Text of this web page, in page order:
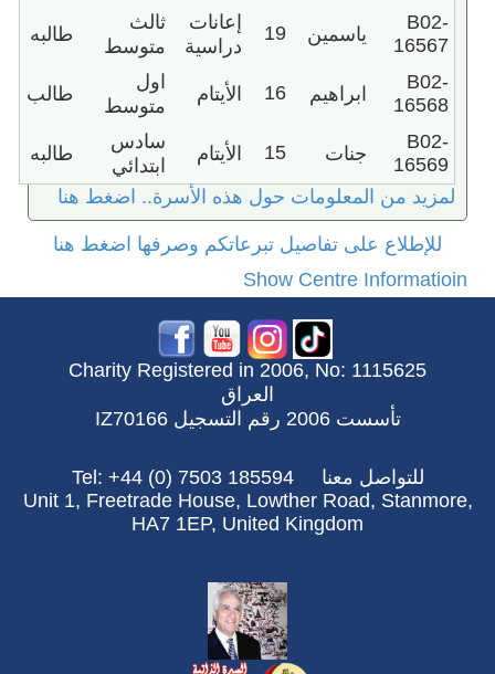
B02-
16567
ياسمين 19
إعانات
دراسية
ثالث
متوسط
طالبه
B02-
16568
ابراهيم 16 الأيتام
اول
متوسط
طالب
B02-
16569
جنات 15 الأيتام
سادس
ابتدائي
طالبه
لمزيد من المعلومات حول هذه الأسرة.. اضغط هنا
للإطلاع على تفاصيل تبرعاتكم وصرفها اضغط هنا
Show Centre Informatioin
Charity Registered in 2006, No: 1115625
العراق
تأسست 2006 رقم التسجيل IZ70166
Tel: +44 (0) 7503 185594 للتواصل معنا
Unit 1, Freetrade House, Lowther Road, Stanmore,
HA7 1EP, United Kingdom